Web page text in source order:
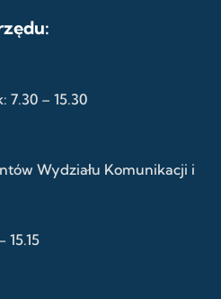
7.30 – 15.30
Wydziału Komunikacji i